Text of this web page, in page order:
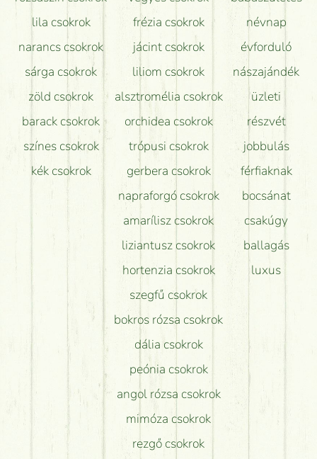
lila csokrok
narancs csokrok
sárga csokrok
zöld csokrok
barack csokrok
színes csokrok
kék csokrok
frézia csokrok
jácint csokrok
liliom csokrok
alsztromélia csokrok
orchidea csokrok
trópusi csokrok
gerbera csokrok
napraforgó csokrok
amarílisz csokrok
liziantusz csokrok
hortenzia csokrok
szegfű csokrok
bokros rózsa csokrok
dália csokrok
peónia csokrok
angol rózsa csokrok
mimóza csokrok
rezgő csokrok
névnap
évforduló
nászajándék
üzleti
részvét
jobbulás
férfiaknak
bocsánat
csakúgy
ballagás
luxus